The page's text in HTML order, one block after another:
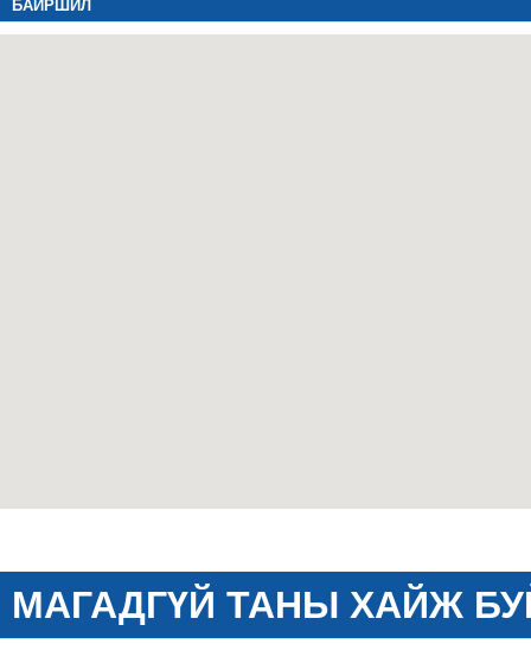
БАЙРШИЛ
МАГАДГҮЙ ТАНЫ ХАЙЖ